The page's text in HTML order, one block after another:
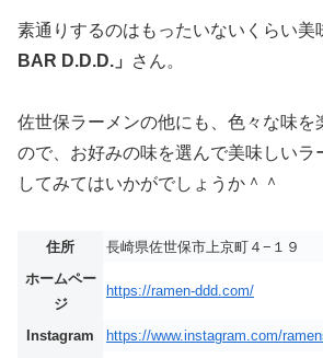
素通りするのはもったいないくらい美
BAR D.D.D.」
さん。
佐世保ラーメンの他にも、色々な味を
ので、お好みの味を選んで美味しいラ
してみてはいかがでしょうか＾＾
住所
長崎県佐世保市上京町４−１９
ホームペー
ジ
https://ramen-ddd.com/
Instagram https://www.instagram.com/